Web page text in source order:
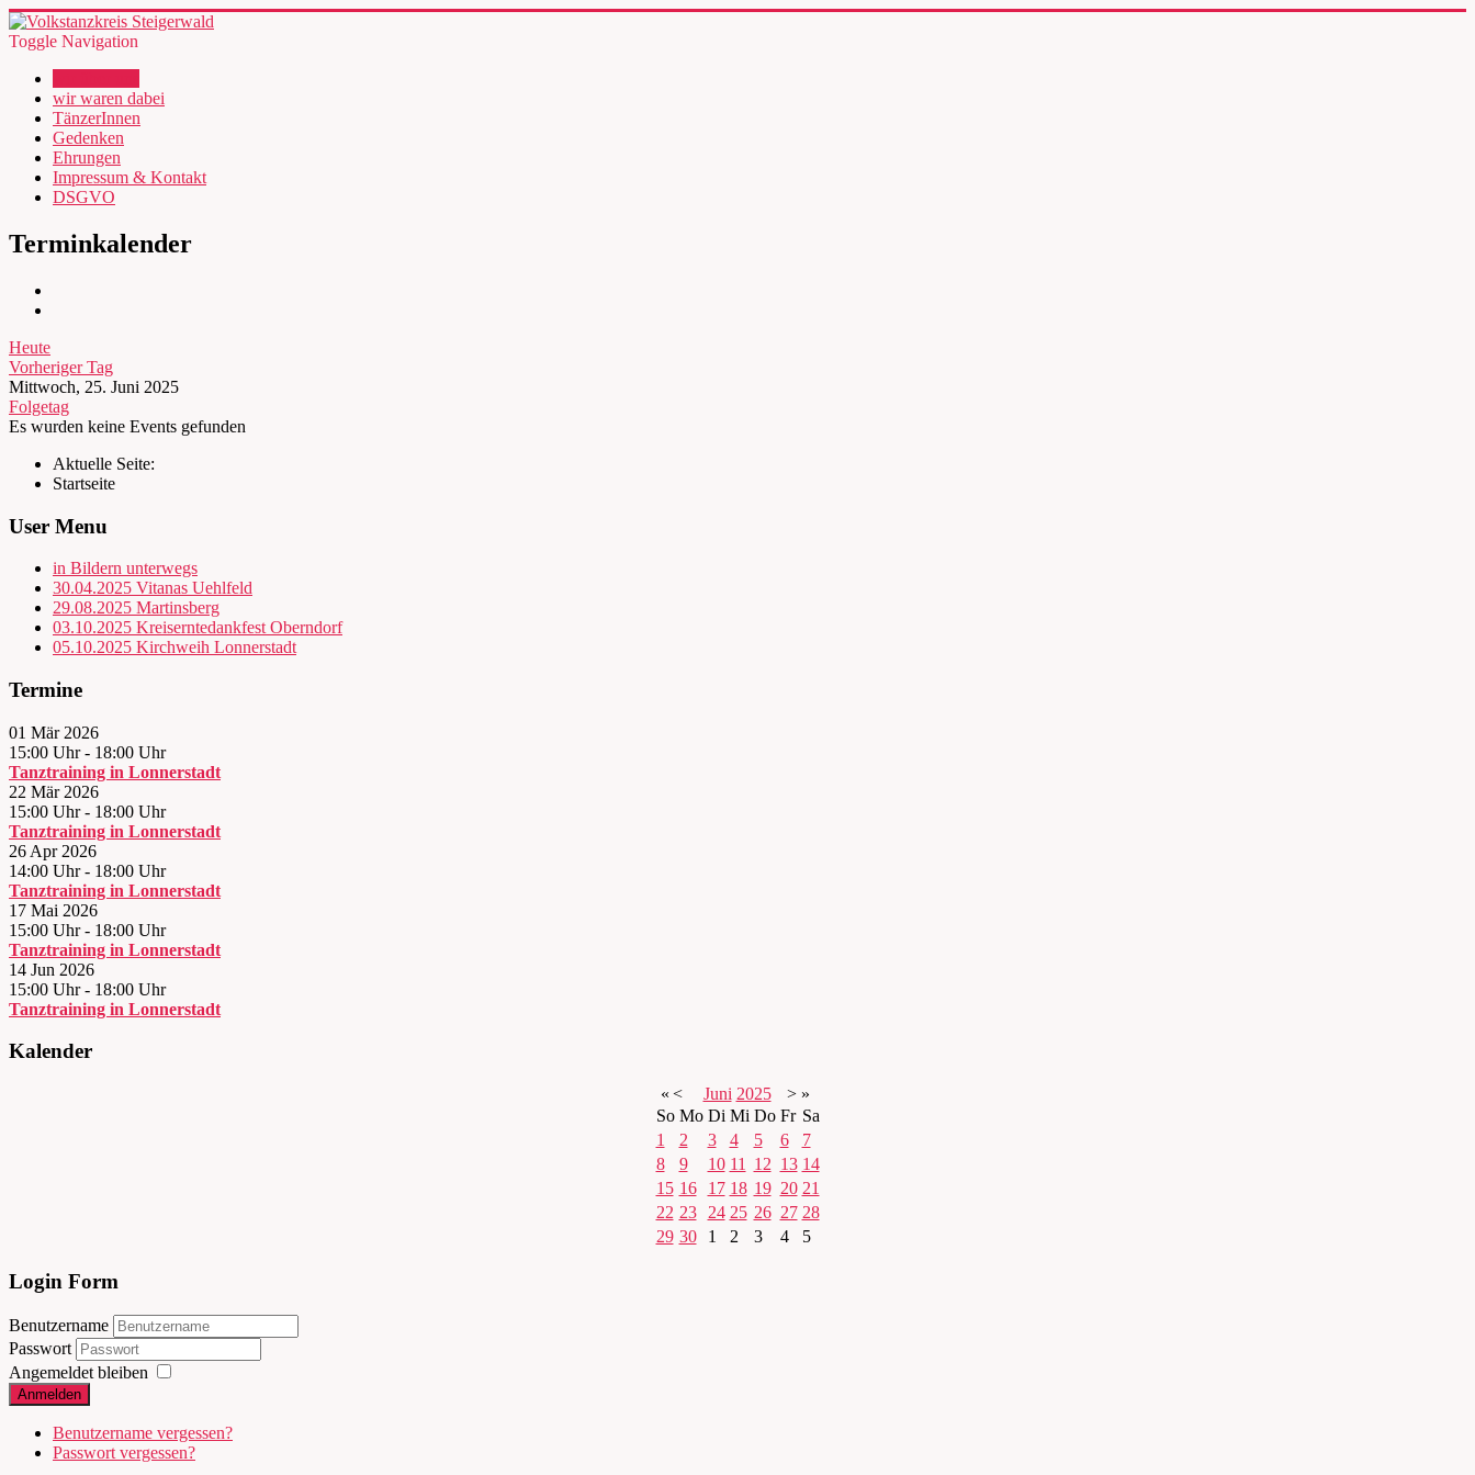
Toggle Navigation
wir waren dabei
TänzerInnen
Gedenken
Ehrungen
Impressum & Kontakt
DSGVO
Terminkalender
Heute
Vorheriger Tag
Mittwoch, 25. Juni 2025
Folgetag
Es wurden keine Events gefunden
Aktuelle Seite:
Startseite
User Menu
in Bildern unterwegs
30.04.2025 Vitanas Uehlfeld
29.08.2025 Martinsberg
03.10.2025 Kreiserntedankfest Oberndorf
05.10.2025 Kirchweih Lonnerstadt
Termine
01 Mär 2026
15:00 Uhr- 18:00 Uhr
Tanztraining in Lonnerstadt
22 Mär 2026
15:00 Uhr- 18:00 Uhr
Tanztraining in Lonnerstadt
26 Apr 2026
14:00 Uhr- 18:00 Uhr
Tanztraining in Lonnerstadt
17 Mai 2026
15:00 Uhr- 18:00 Uhr
Tanztraining in Lonnerstadt
14 Jun 2026
15:00 Uhr- 18:00 Uhr
Tanztraining in Lonnerstadt
Kalender
« < Juni 2025 > »
So Mo Di Mi Do Fr Sa
1
2 3 4 5 6
7
8
9 10 11 12 13 14
15 16 17 18 19 20 21
22 23 24 25 26 27 28
29 30 1 2 3 4 5
Login Form
Benutzername
Passwort
Angemeldet bleiben
Anmelden
Benutzername vergessen?
Passwort vergessen?